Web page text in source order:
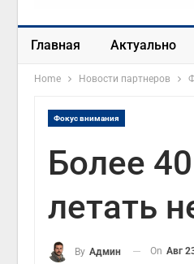
Главная Актуально
Home Новости партнеров
Фокус внимания
Более
летать
By Админ On Авг